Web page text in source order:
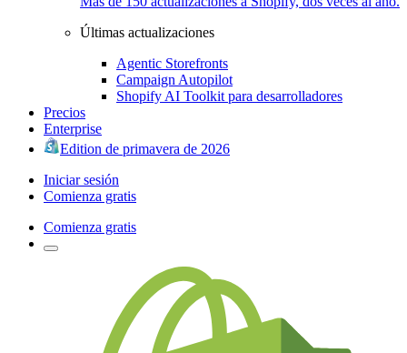
Últimas actualizaciones
Agentic Storefronts
Campaign Autopilot
Shopify AI Toolkit para desarrolladores
Precios
Enterprise
Edition de primavera de 2026
Iniciar sesión
Comienza gratis
Comienza gratis